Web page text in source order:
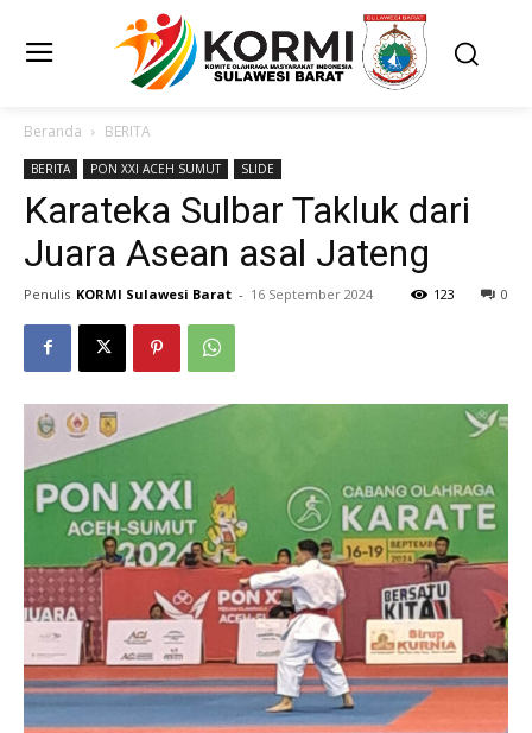
Beranda BERITA
BERITA PON XXI ACEH SUMUT SLIDE
Karateka Sulbar Takluk dari
Juara Asean asal Jateng
Penulis KORMI Sulawesi Barat - 16 September 2024 0
123